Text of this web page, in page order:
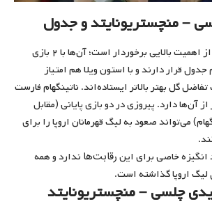
– منچستریونایتد و جدول
این دیدار برای چلسی از اهمیت بالایی برخوردار است؛ آن‌ها با ۲ بازی
جدول قرار دارند و با استون ویلا هم‌ امتیاز
گل بهتر بالاتر ایستاده‌اند. ناتینگهام فارست
از آن‌ها دارد. پیروزی در دو بازی پایانی (مقابل
می‌تواند صعود به لیگ قهرمانان اروپا را برای
انگیزه‌ خاصی برای اینرقابت‌ها ندارد و همه
لیگ اروپا گذاشته است.
چلسی – منچستریونایتد